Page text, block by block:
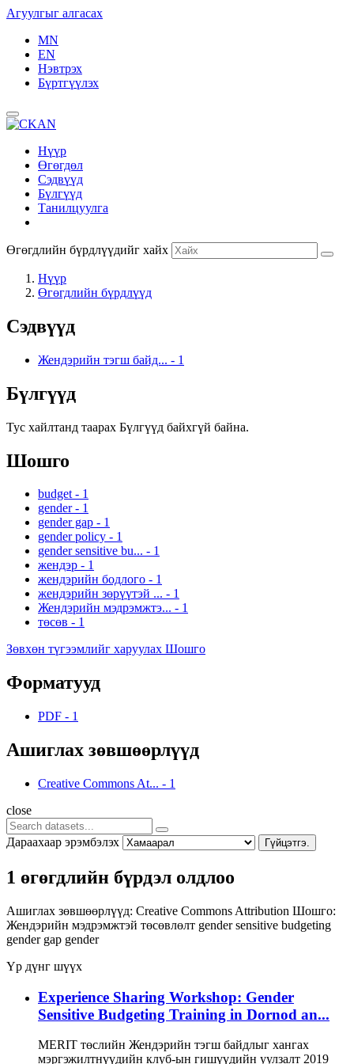
Агуулгыг алгасах
MN
EN
Нэвтрэх
Бүртгүүлэх
Нүүр
Өгөгдөл
Сэдвүүд
Бүлгүүд
Танилцуулга
Өгөгдлийн бүрдлүүдийг хайх
Нүүр
Өгөгдлийн бүрдлүүд
Сэдвүүд
Жендэрийн тэгш байд... - 1
Бүлгүүд
Тус хайлтанд таарах Бүлгүүд байхгүй байна.
Шошго
budget - 1
gender - 1
gender gap - 1
gender policy - 1
gender sensitive bu... - 1
жендэр - 1
жендэрийн бодлого - 1
жендэрийн зөрүүтэй ... - 1
Жендэрийн мэдрэмжтэ... - 1
төсөв - 1
Зөвхөн түгээмлийг харуулах Шошго
Форматууд
PDF - 1
Ашиглах зөвшөөрлүүд
Creative Commons At... - 1
close
Дараахаар эрэмбэлэх Гүйцэтгэ.
1 өгөгдлийн бүрдэл олдлоо
Ашиглах зөвшөөрлүүд: Creative Commons Attribution Шошго:
Жендэрийн мэдрэмжтэй төсөвлөлт gender sensitive budgeting
gender gap gender
Үр дүнг шүүх
Experience Sharing Workshop: Gender
Sensitive Budgeting Training in Dornod an...
MERIT төслийн Жендэрийн тэгш байдлыг хангах
мэргэжилтнүүдийн клуб-ын гишүүдийн уулзалт 2019